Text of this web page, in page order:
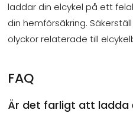
laddar din elcykel på ett
din hemförsäkring.
olyckor relaterade till
FAQ
Är det farligt att ladda